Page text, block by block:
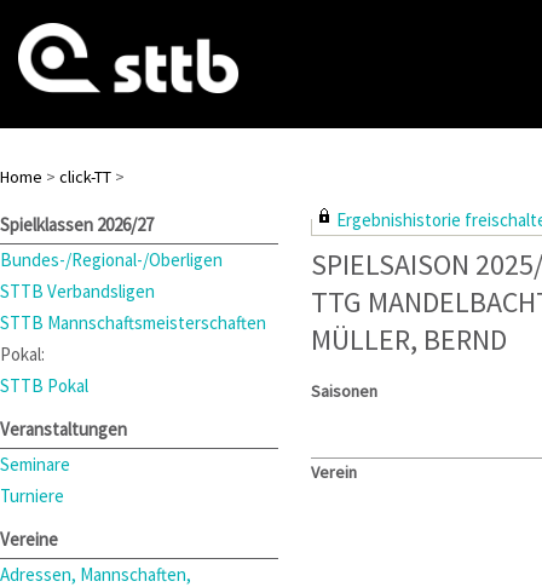
Home > click-TT >
Spielklassen 2026/27
Bundes-/Regional-/Oberligen
STTB Verbandsligen
STTB Mannschaftsmeisterschaften
Pokal:
STTB Pokal
Veranstaltungen
Seminare
Turniere
Vereine
Adressen, Mannschaften,
Ergebnishistorie
SPIELSAISON
TTG
MÜLLER, BERND
Saisonen
Verein